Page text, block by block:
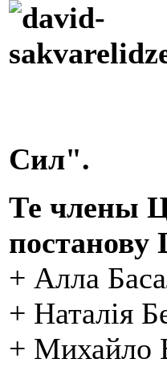
Сил".
Те члены
+ Алла
+ Наталія
+ Михайло